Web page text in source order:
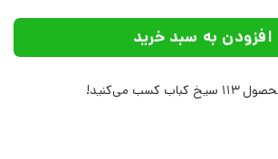
افزودن به سبد خرید
محصول113 سیخ کباب کسب می‌کنید!